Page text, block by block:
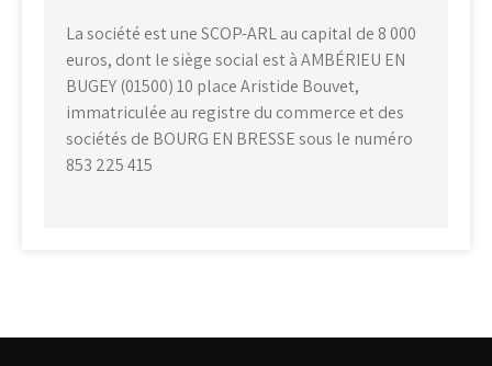
La société est une SCOP-ARL au capital de 8 000
euros, dont le siège social est à AMBÉRIEU EN
BUGEY (01500) 10 place Aristide Bouvet,
immatriculée au registre du commerce et des
sociétés de BOURG EN BRESSE sous le numéro
853 225 415